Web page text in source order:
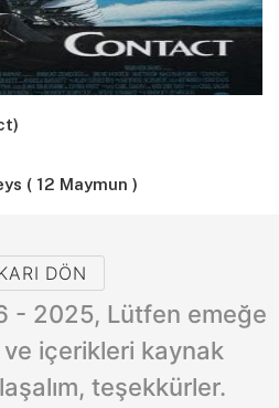
( 12 Maymun )
DÖN
- 2025, Lütfen emeğe
ve içerikleri kaynak
teşekkürler.